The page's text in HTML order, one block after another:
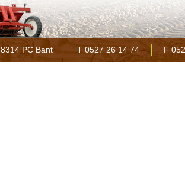
8314 PC Bant T 0527 26 14 74 F